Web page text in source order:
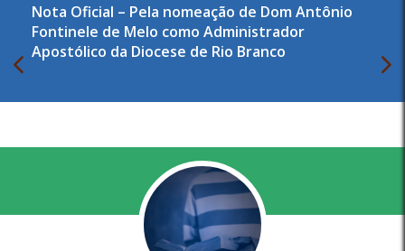
Nota Oficial – Pela nomeação de Dom Antônio
Fontinele de Melo como Administrador
Apostólico da Diocese de Rio Branco